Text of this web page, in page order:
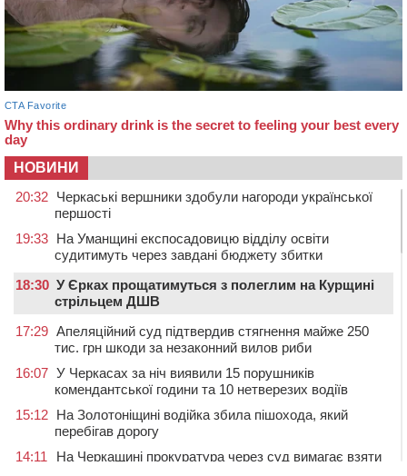
НОВИНИ
20:32 Черкаські вершники здобули нагороди української
першості
19:33 На Уманщині експосадовицю відділу освіти
судитимуть через завдані бюджету збитки
18:30 У Єрках прощатимуться з полеглим на Курщині
стрільцем ДШВ
17:29 Апеляційний суд підтвердив стягнення майже 250
тис. грн шкоди за незаконний вилов риби
16:07 У Черкасах за ніч виявили 15 порушників
комендантської години та 10 нетверезих водіїв
15:12 На Золотоніщині водійка збила пішохода, який
перебігав дорогу
14:11
На Черкащині прокуратура через суд вимагає взяти